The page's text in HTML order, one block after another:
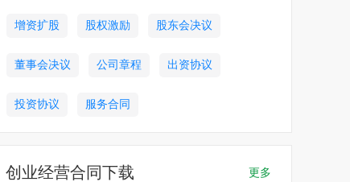
增资扩股 股权激励 股东会决议
董事会决议 公司章程 出资协议
投资协议 服务合同
更多
创业经营合同下载